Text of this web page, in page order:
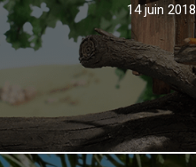
14 juin 2018